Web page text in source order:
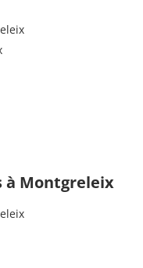
à Montgreleix